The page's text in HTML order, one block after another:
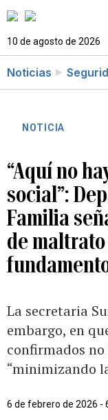
10 de agosto de 2026
Noticias
NOTICIA
“Aquí no
social”:
Familia
de
La secretaria
embargo, en
confirmados
“minimizando
6 de febrero de 2026 -